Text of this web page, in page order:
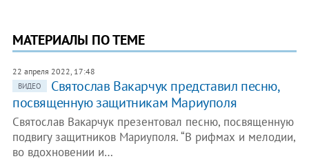
МАТЕРИАЛЫ ПО ТЕМЕ
22 апреля 2022, 17:48
ВИДЕО
Святослав Вакарчук представил песню,
посвященную защитникам Мариуполя
Святослав Вакарчук презентовал песню, посвященную
подвигу защитников Мариуполя. “В рифмах и мелодии,
во вдохновении и…